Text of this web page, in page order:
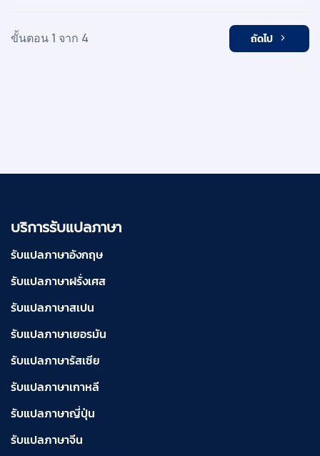
ขั้นตอน 1 จาก 4 ถัดไป
บริการรับแปลภาษา
รับแปลภาษาอังกฤษ
รับแปลภาษาฝรั่งเศส
รับแปลภาษาสเปน
รับแปลภาษาเยอรมัน
รับแปลภาษารัสเซีย
รับแปลภาษาเกาหลี
รับแปลภาษาญี่ปุ่น
รับแปลภาษาจีน